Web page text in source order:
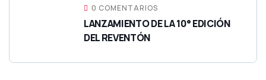
0 COMENTARIOS
LANZAMIENTO DE LA 10° EDICIÓN
DEL REVENTÓN